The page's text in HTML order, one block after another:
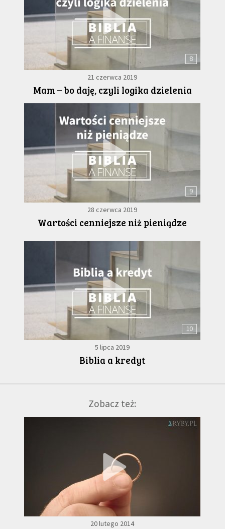
8
21 czerwca 2019
Mam – bo daję, czyli logika dzielenia
9
28 czerwca 2019
Wartości cenniejsze niż pieniądze
10
5 lipca 2019
Biblia a kredyt
Zobacz też:
20 lutego 2014